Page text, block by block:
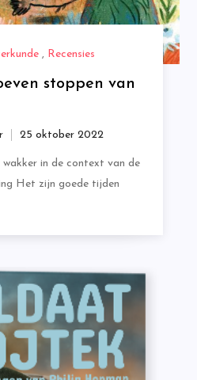
, Recensies
stoppen van
wakker in de context van de
Het zijn goede tijden